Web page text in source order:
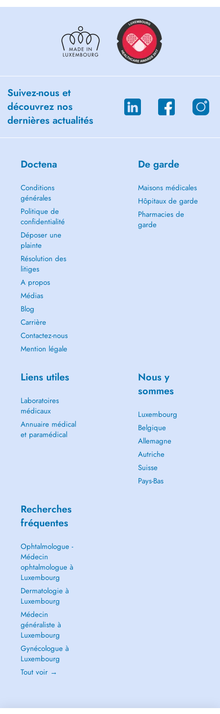
Suivez-nous et
découvrez nos
dernières actualités
Doctena
Conditions
générales
Politique de
confidentialité
Déposer une
plainte
Résolution des
litiges
A propos
Médias
Blog
Carrière
Contactez-nous
Mention légale
De garde
Maisons médicales
Hôpitaux de garde
Pharmacies de
garde
Liens utiles
Laboratoires
médicaux
Annuaire médical
et paramédical
Nous y
sommes
Luxembourg
Belgique
Allemagne
Autriche
Suisse
Pays-Bas
Recherches
fréquentes
Ophtalmologue -
Médecin
ophtalmologue à
Luxembourg
Dermatologie à
Luxembourg
Médecin
généraliste à
Luxembourg
Gynécologue à
Luxembourg
Tout voir →